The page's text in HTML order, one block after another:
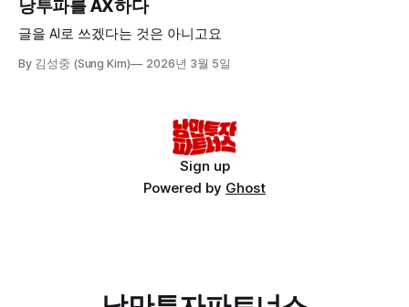
낭투파를 AX하다
글을 AI로 쓰겠다는 것은 아니고요
By 김성중 (Sung Kim) 2026년 3월 5일
Sign up
Powered by Ghost